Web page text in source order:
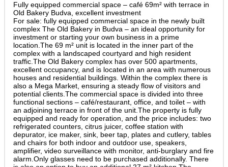
Fully equipped commercial space – café 69m² with terrace in
Old Bakery Budva, excellent investment
For sale: fully equipped commercial space in the newly built
complex The Old Bakery in Budva – an ideal opportunity for
investment or starting your own business in a prime
location.The 69 m² unit is located in the inner part of the
complex with a landscaped courtyard and high resident
traffic.The Old Bakery complex has over 500 apartments,
excellent occupancy, and is located in an area with numerous
houses and residential buildings. Within the complex there is
also a Mega Market, ensuring a steady flow of visitors and
potential clients.The commercial space is divided into three
functional sections – café/restaurant, office, and toilet – with
an adjoining terrace in front of the unit.The property is fully
equipped and ready for operation, and the price includes: two
refrigerated counters, citrus juicer, coffee station with
depurator, ice maker, sink, beer tap, plates and cutlery, tables
and chairs for both indoor and outdoor use, speakers,
amplifier, video surveillance with monitor, anti-burglary and fire
alarm.Only glasses need to be purchased additionally. There